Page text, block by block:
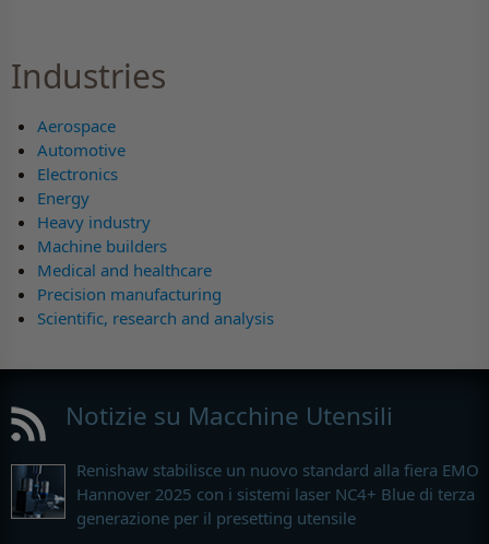
Industries
Aerospace
Automotive
Electronics
Energy
Heavy industry
Machine builders
Medical and healthcare
Precision manufacturing
Scientific, research and analysis
Notizie su Macchine Utensili
Renishaw stabilisce un nuovo standard alla fiera EMO
Hannover 2025 con i sistemi laser NC4+ Blue di terza
generazione per il presetting utensile